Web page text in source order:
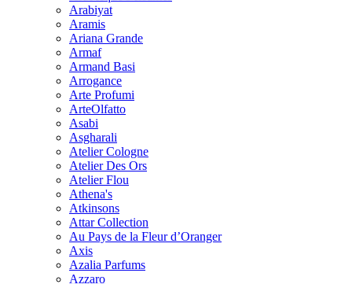
Arabiyat
Aramis
Ariana Grande
Armaf
Armand Basi
Arrogance
Arte Profumi
ArteOlfatto
Asabi
Asgharali
Atelier Cologne
Atelier Des Ors
Atelier Flou
Athena's
Atkinsons
Attar Collection
Au Pays de la Fleur d’Oranger
Axis
Azalia Parfums
Azzaro